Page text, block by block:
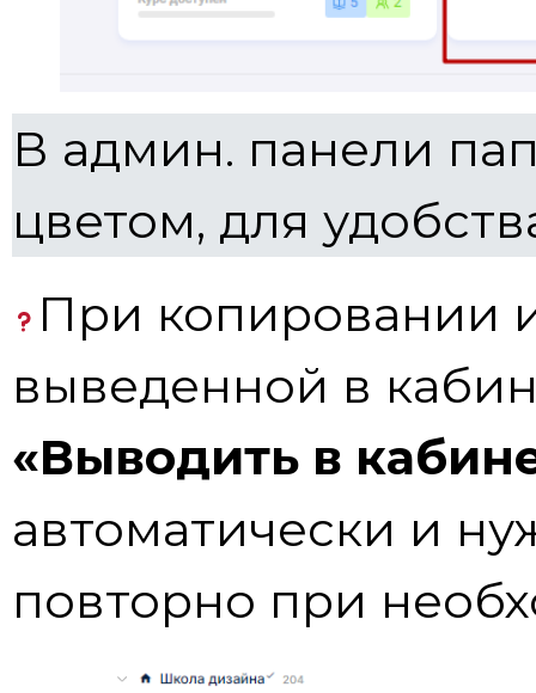
В админ. панели
цветом, для
При копировании
выведенной в
«Выводить в
автоматически и
повторно при